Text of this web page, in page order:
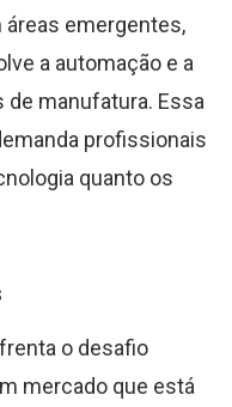
emergentes,
a automação e a
manufatura. Essa
profissionais
quanto os
o desafio
mercado que está